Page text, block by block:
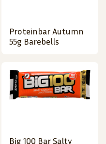
Proteinbar Autumn
55g Barebells
Big 100 Bar Salty